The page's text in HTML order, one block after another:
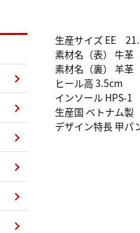
生産サイズ EE
素材名（表） 牛革
素材名（裏） 羊革
ヒール高 3.5cm
インソール HPS-1
生産国 ベトナム製
デザイン特長 甲パ